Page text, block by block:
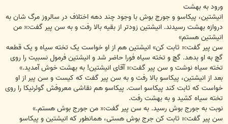
ورود به بهشت
انیشتین، پیکاسو و جورج بوش با وجود چند دهه اختلاف در سالروز مرگ شان به
دروازه بهشت رسیدند. انیشتین زودتر از بقیه بالا رفت و به سن پیر گفت:« من
انیشتین هستم»
سن پیر گفت:« ثابت کن» انیشتین هم از او خواست یک تخته سیاه و یک قطعه
گچ به او بدهد. گچ و تخته سیاه فورا حاضر شد و انیشتین فرمول نسبیت را روی
تخته سیاه نوشت و سن پیر گفت:« آقای انیشتین! به بهشت خوش آمدید.»
بعد از انیشتین، پیکاسو بالا رفت و به سن پیر گفت که کیست و سن پیر از او
خواست که ثابت کند پیکاسو است. پیکاسو هم نقاشی معروفش گوئرنیکا را روی
تخته سیاه کشید و به بهشت رفت.
نوبت به جورج بوش رسید. به سن پیر گفت:« من جورج بوش هستم.»
سن پیر گفت:« ثابت کن جرج بوش هستی، همانطور که انیشتین و پیکاسو